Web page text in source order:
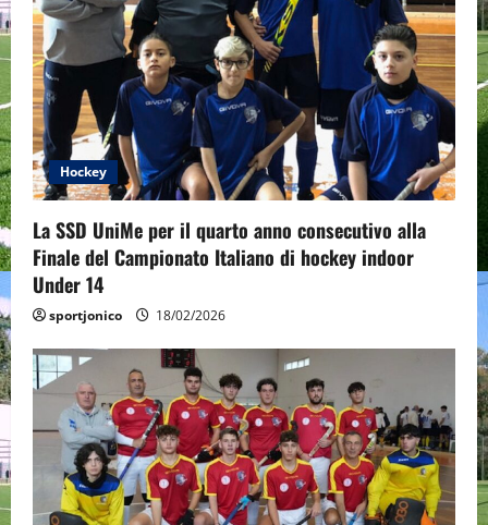
Hockey
La SSD UniMe per il quarto anno consecutivo alla
Finale del Campionato Italiano di hockey indoor
Under 14
sportjonico 18/02/2026